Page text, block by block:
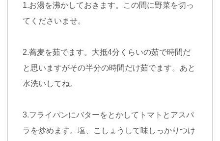
1.お湯を沸かしておきます。この間に野菜を切っ
てくださいませ。
2.蕎麦を茹でます。大抵4分くらいの茹で時間だ
と思いますがその半分の時間だけ茹でます。あと
水洗いしてね。
3.フライパンにバターをとかしてトマトとアスパ
ラを炒めます。塩、こしょうして味しっかりつけ